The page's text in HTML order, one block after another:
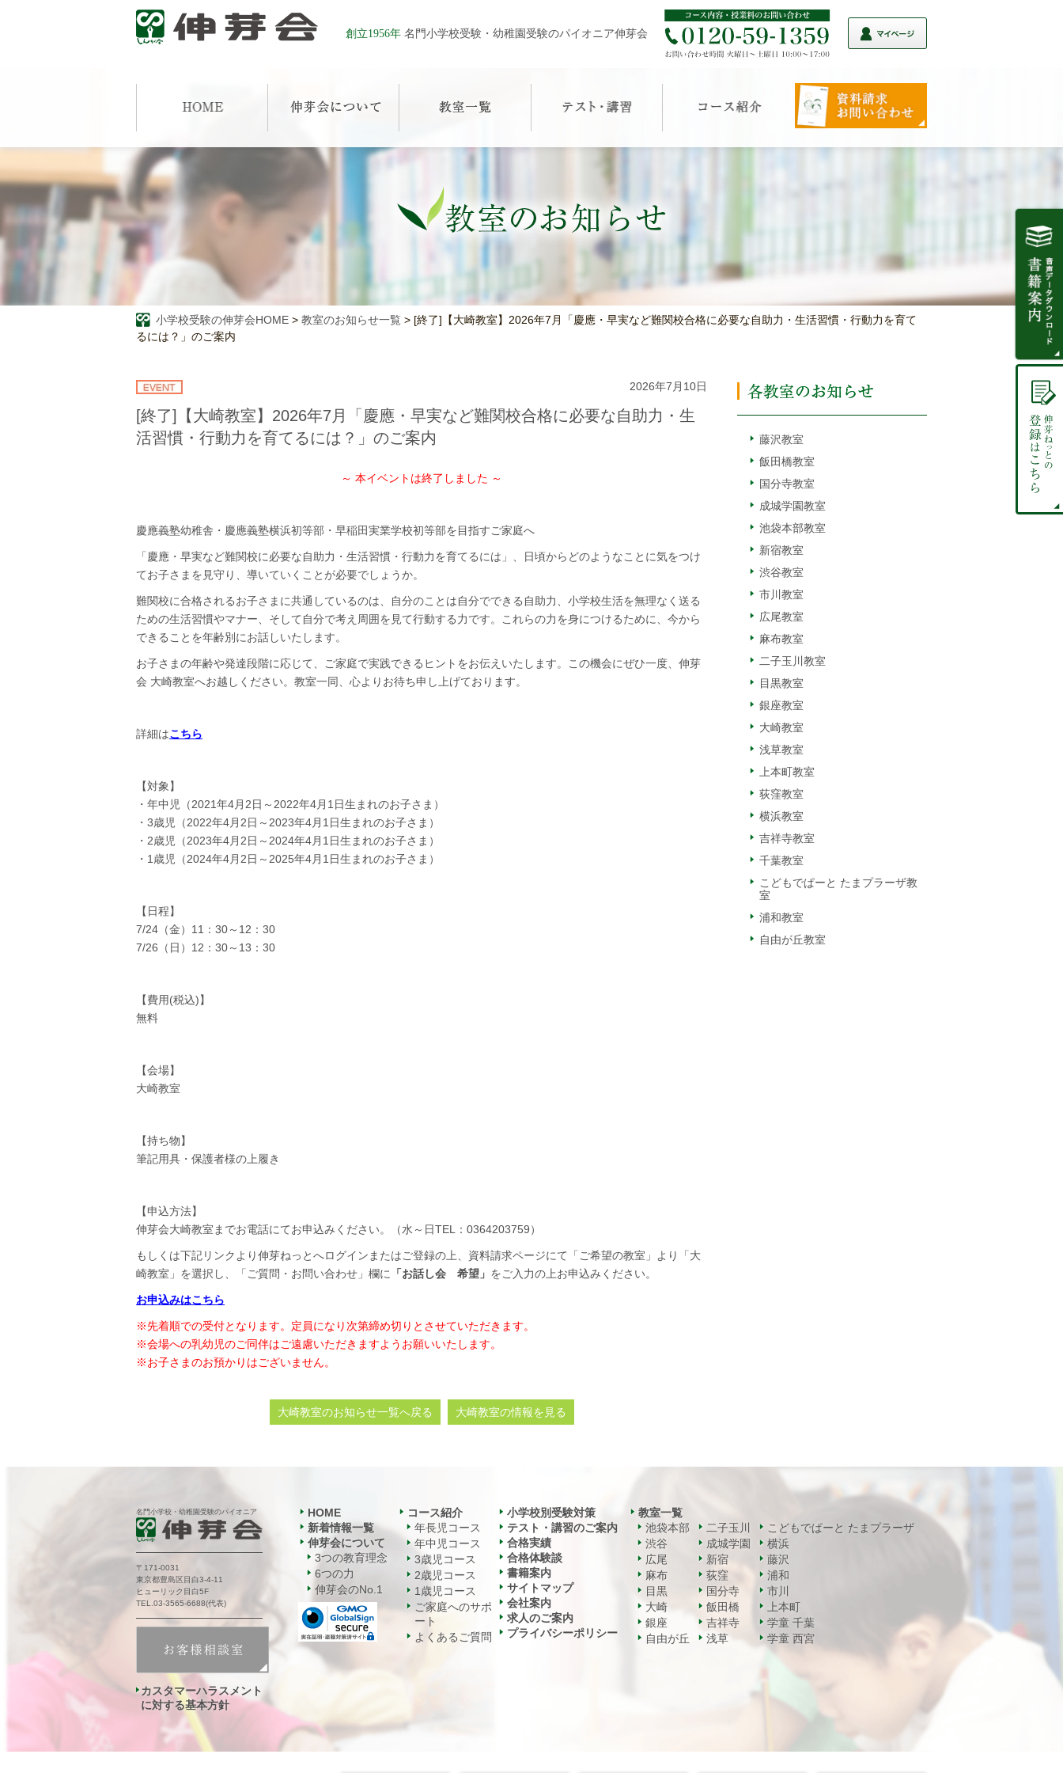
創立1956年 名門小学校受験・幼稚園受験のパイオニア伸芽会
小学校受験の伸芽会HOME > 教室のお知らせ一覧 > [終了]【大崎教室】2026年7月「慶應・早実など難関校合格に必要な自助力・生活習慣・行動力を育て
るには？」のご案内
2026年7月10日
[終了]【大崎教室】2026年7月「慶應・早実など難関校合格に必要な自助力・生
活習慣・行動力を育てるには？」のご案内
～ 本イベントは終了しました ～
慶應義塾幼稚舎・慶應義塾横浜初等部・早稲田実業学校初等部を目指すご家庭へ
「慶應・早実など難関校に必要な自助力・生活習慣・行動力を育てるには」、日頃からどのようなことに気をつけ
てお子さまを見守り、導いていくことが必要でしょうか。
難関校に合格されるお子さまに共通しているのは、自分のことは自分でできる自助力、小学校生活を無理なく送る
ための生活習慣やマナー、そして自分で考え周囲を見て行動する力です。これらの力を身につけるために、今から
できることを年齢別にお話しいたします。
お子さまの年齢や発達段階に応じて、ご家庭で実践できるヒントをお伝えいたします。この機会にぜひ一度、伸芽
会 大崎教室へお越しください。教室一同、心よりお待ち申し上げております。
詳細はこちら
【対象】
・年中児（2021年4月2日～2022年4月1日生まれのお子さま）
・3歳児（2022年4月2日～2023年4月1日生まれのお子さま）
・2歳児（2023年4月2日～2024年4月1日生まれのお子さま）
・1歳児（2024年4月2日～2025年4月1日生まれのお子さま）
【日程】
7/24（金）11：30～12：30
7/26（日）12：30～13：30
【費用(税込)】
無料
【会場】
大崎教室
【持ち物】
筆記用具・保護者様の上履き
【申込方法】
伸芽会大崎教室までお電話にてお申込みください。（水～日TEL：0364203759）
もしくは下記リンクより伸芽ねっとへログインまたはご登録の上、資料請求ページにて「ご希望の教室」より「大
崎教室」を選択し、「ご質問・お問い合わせ」欄に
「お話し会 希望 」 をご入力の上お申込みください。
お申込みはこちら
※先着順での受付となります。定員になり次第締め切りとさせていただきます。
※会場への乳幼児のご同伴はご遠慮いただきますようお願いいたします。
※お子さまのお預かりはございません。
大崎教室のお知らせ一覧へ戻る 大崎教室の情報を見る
藤沢教室
飯田橋教室
国分寺教室
成城学園教室
池袋本部教室
新宿教室
渋谷教室
市川教室
広尾教室
麻布教室
二子玉川教室
目黒教室
銀座教室
大崎教室
浅草教室
上本町教室
荻窪教室
横浜教室
吉祥寺教室
千葉教室
こどもでぱーと たまプラーザ教
室
浦和教室
自由が丘教室
名門小学校・幼稚園受験のパイオニア
〒171-0031
東京都豊島区目白3-4-11
ヒューリック目白5F
TEL.03-3565-6688(代表)
カスタマーハラスメント
に対する基本方針
HOME
新着情報一覧
伸芽会について
3つの教育理念
6つの力
伸芽会のNo.1
コース紹介
年長児コース
年中児コース
3歳児コース
2歳児コース
1歳児コース
ご家庭へのサポ
ート
よくあるご質問
小学校別受験対策
テスト・講習のご案内
合格実績
合格体験談
書籍案内
サイトマップ
会社案内
求人のご案内
プライバシーポリシー
教室一覧
池袋本部
渋谷
広尾
麻布
目黒
大崎
銀座
自由が丘
二子玉川
成城学園
新宿
荻窪
国分寺
飯田橋
吉祥寺
浅草
こどもでぱーと たまプラーザ
横浜
藤沢
浦和
市川
上本町
学童 千葉
学童 西宮